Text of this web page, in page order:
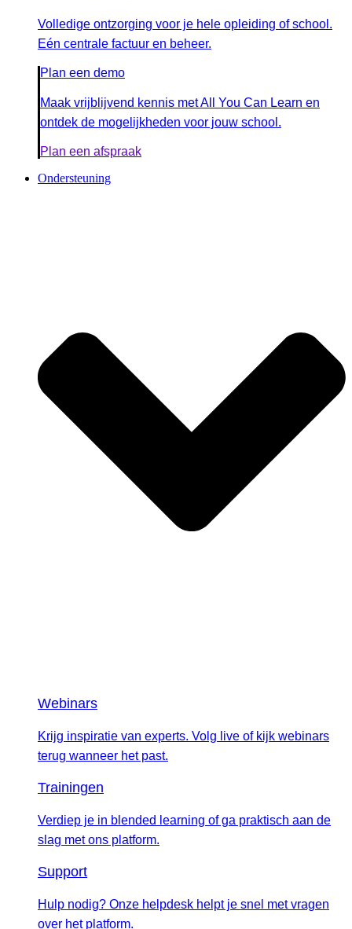
Volledige ontzorging voor je hele opleiding of school.
Eén centrale factuur en beheer.
Plan een demo
Maak vrijblijvend kennis met All You Can Learn en
ontdek de mogelijkheden voor jouw school.
Plan een afspraak
Ondersteuning
Webinars
Krijg inspiratie van experts. Volg live of kijk webinars
terug wanneer het past.
Trainingen
Verdiep je in blended learning of ga praktisch aan de
slag met ons platform.
Support
Hulp nodig? Onze helpdesk helpt je snel met vragen
over het platform.